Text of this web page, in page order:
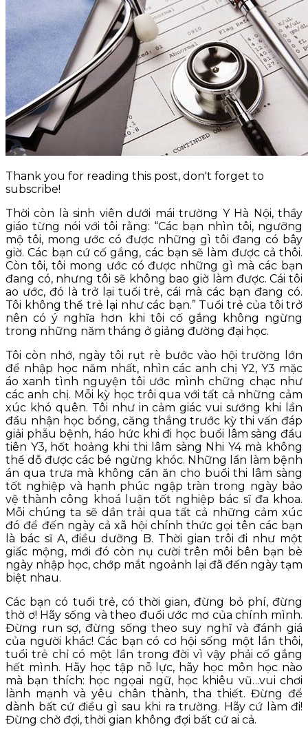
KỲ THI THPT QUỐC GIA
BLOG NGHỀ Y
KỸ NĂNG
TIN TỨC
Thank you for reading this post, don't forget to
subscribe!
Thời còn là sinh viên dưới mái trường Y Hà Nội, thầy
giáo từng nói với tôi rằng: “Các bạn nhìn tôi, ngưỡng
mộ tôi, mong ước có được những gì tôi đang có bây
giờ. Các bạn cứ cố gắng, các bạn sẽ làm được cả thôi.
Còn tôi, tôi mong ước có được những gì mà các bạn
đang có, nhưng tôi sẽ không bao giờ làm được. Cái tôi
ao ước, đó là trở lại tuổi trẻ, cái mà các bạn đang có.
Tôi không thể trẻ lại như các bạn.” Tuổi trẻ của tôi trở
nên có ý nghĩa hơn khi tôi cố gắng không ngừng
trong những năm tháng ở giảng đường đại học.
Tôi còn nhớ, ngày tôi rụt rè bước vào hội trường lớn
để nhập học năm nhất, nhìn các anh chị Y2, Y3 mặc
áo xanh tình nguyện tôi ước mình chững chạc như
các anh chị. Mỗi kỳ học trôi qua với tất cả những cảm
xúc khó quên. Tôi như in cảm giác vui sướng khi lần
đầu nhận học bổng, căng thẳng trước kỳ thi vấn đáp
giải phẫu bệnh, háo hức khi đi học buổi lâm sàng đầu
tiên Y3, hốt hoảng khi thi lâm sàng Nhi Y4 mà không
thể dỗ được các bé ngừng khóc. Những lần làm bệnh
án qua trưa mà không cần ăn cho buổi thi lâm sàng
tốt nghiệp và hạnh phúc ngập tràn trong ngày bảo
vệ thành công khoá luận tốt nghiệp bác sĩ đa khoa.
Mỗi chúng ta sẽ dần trải qua tất cả những cảm xúc
đó để đến ngày cả xã hội chính thức gọi tên các bạn
là bác sĩ A, điều dưỡng B. Thời gian trôi đi như một
giấc mộng, mới đó còn nụ cười trên môi bên bạn bè
ngày nhập học, chớp mắt ngoảnh lại đã đến ngày tạm
biệt nhau.
Các bạn có tuổi trẻ, có thời gian, đừng bỏ phí, đừng
thờ ơ! Hãy sống và theo đuổi ước mơ của chính mình.
Đừng run sợ, đừng sống theo suy nghĩ và đánh giá
của người khác! Các bạn có cơ hội sống một lần thôi,
tuổi trẻ chỉ có một lần trong đời vì vậy phải cố gắng
hết mình. Hãy học tập nỗ lực, hãy học môn học nào
mà bạn thích: học ngọai ngữ, học khiêu vũ…vui chơi
lành mạnh và yêu chân thành, tha thiết. Đừng để
dành bất cứ điều gì sau khi ra trường. Hãy cứ làm đi!
Đừng chờ đợi, thời gian không đợi bất cứ ai cả.